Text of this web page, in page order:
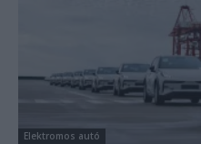
Elektromos autó